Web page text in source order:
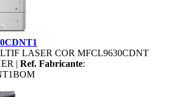
LASER COR MFCL9630CDNT
| Ref. Fabricante: